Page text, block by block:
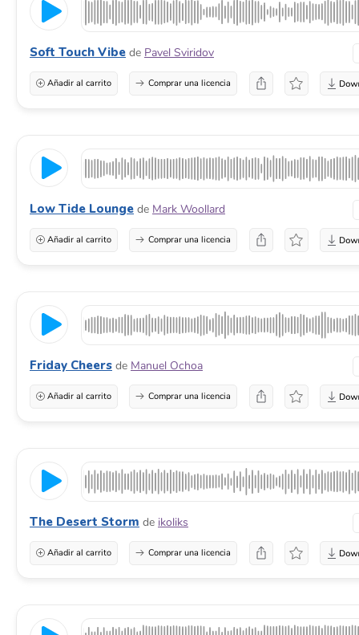
Soft Touch Vibe de Pavel Sviridov
Añadir al carrito Comprar una licencia
Low Tide Lounge de Mark Woollard
Añadir al carrito Comprar una licencia
Friday Cheers de Manuel Ochoa
Añadir al carrito Comprar una licencia
The Desert Storm de ikoliks
Añadir al carrito Comprar una licencia